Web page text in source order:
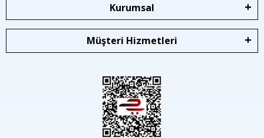
Kurumsal
Müşteri Hizmetleri